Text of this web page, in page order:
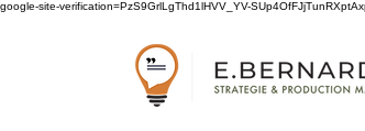
google-site-verification=PzS9GrlLgThd1lHVV_YV-